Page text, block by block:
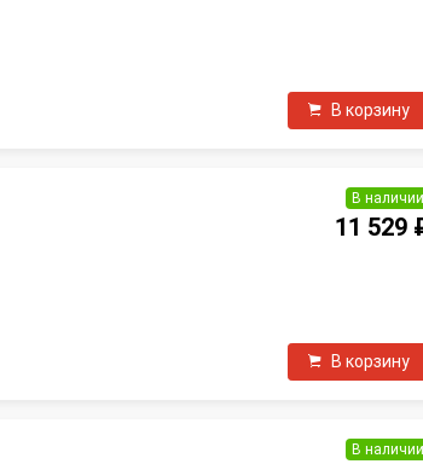
В корзину
В наличии
11 529
В корзину
В наличии